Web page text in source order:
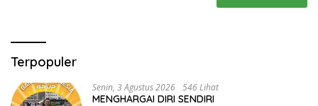
Terpopuler
Senin, 3 Agustus 2026 546 Lihat
MENGHARGAI DIRI SENDIRI